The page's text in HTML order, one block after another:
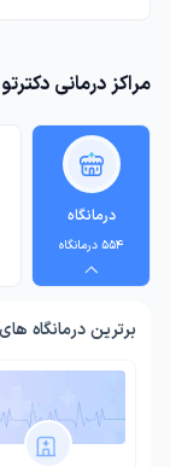
مراکز درمانی دکترتو
درمانگاه
554 درمانگاه
برتریندرمانگاه